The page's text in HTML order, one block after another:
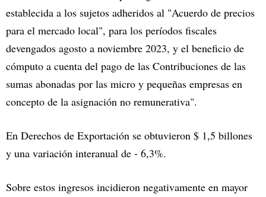
establecida a los sujetos adheridos al "Acuerdo de precios
para el mercado local", para los períodos fiscales
devengados agosto a noviembre 2023, y el beneficio de
cómputo a cuenta del pago de las Contribuciones de las
sumas abonadas por las micro y pequeñas empresas en
concepto de la asignación no remunerativa".
En Derechos de Exportación se obtuvieron $ 1,5 billones
y una variación interanual de - 6,3%.
Sobre estos ingresos incidieron negativamente en mayor